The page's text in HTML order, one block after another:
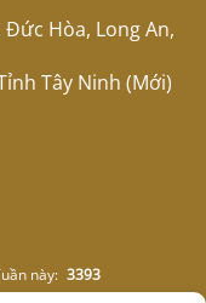
Đức Hòa, Long An,
Tây Ninh (Mới)
này: 3393